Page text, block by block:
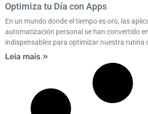
Optimiza tu Día con Apps
En un mundo donde el tiempo es oro, las
automatización personal se han convertido
indispensables para optimizar nuestra rutina
Leia mais »